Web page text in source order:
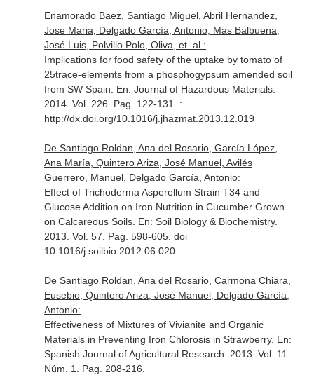
Enamorado Baez, Santiago Miguel, Abril Hernandez,
Jose Maria, Delgado García, Antonio, Mas Balbuena,
José Luis, Polvillo Polo, Oliva, et. al.:
Implications for food safety of the uptake by tomato of
25trace-elements from a phosphogypsum amended soil
from SW Spain. En: Journal of Hazardous Materials.
2014. Vol. 226. Pag. 122-131. :
http://dx.doi.org/10.1016/j.jhazmat.2013.12.019
De Santiago Roldan, Ana del Rosario, García López,
Ana María, Quintero Ariza, José Manuel, Avilés
Guerrero, Manuel, Delgado García, Antonio:
Effect of Trichoderma Asperellum Strain T34 and
Glucose Addition on Iron Nutrition in Cucumber Grown
on Calcareous Soils. En: Soil Biology & Biochemistry.
2013. Vol. 57. Pag. 598-605. doi
10.1016/j.soilbio.2012.06.020
De Santiago Roldan, Ana del Rosario, Carmona Chiara,
Eusebio, Quintero Ariza, José Manuel, Delgado García,
Antonio:
Effectiveness of Mixtures of Vivianite and Organic
Materials in Preventing Iron Chlorosis in Strawberry. En:
Spanish Journal of Agricultural Research . 2013. Vol. 11.
Núm. 1. Pag. 208-216.